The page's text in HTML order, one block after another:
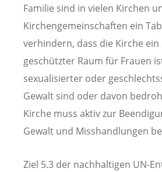
Familie sind in vielen Kirchen
Kirchengemeinschaften ein
verhindern, dass die Kirche
geschützter Raum für Frauen
sexualisierter oder
Gewalt sind oder davon
Kirche muss aktiv zur
Gewalt und Misshandlungen
Ziel 5.3 der nachhaltigen UN-